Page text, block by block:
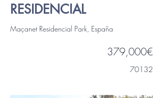
RESIDENCIAL
Maçanet Residencial Park, España
379,000€
70132